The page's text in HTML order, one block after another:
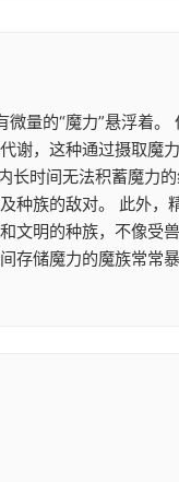
量的“魔力”悬浮着
，这种通过摄取魔
时间无法积蓄魔力
种族的敌对。 此外
文明的种族，不像受
存储魔力的魔族常常